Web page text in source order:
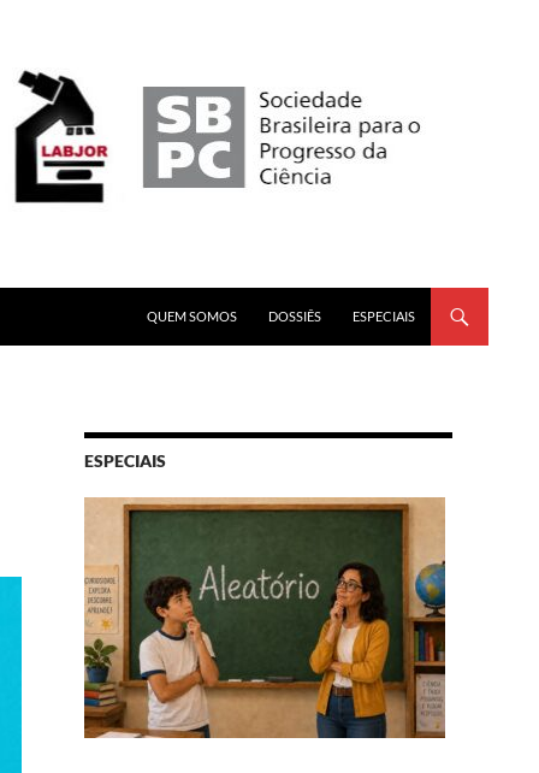
QUEM SOMOS
DOSSIÊS ESPECIAIS
ESPECIAIS